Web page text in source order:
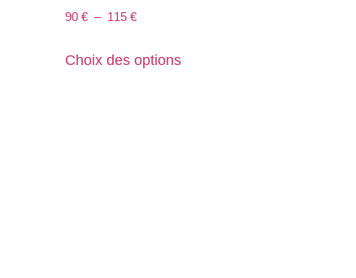
90€ – 115€
Choix des options